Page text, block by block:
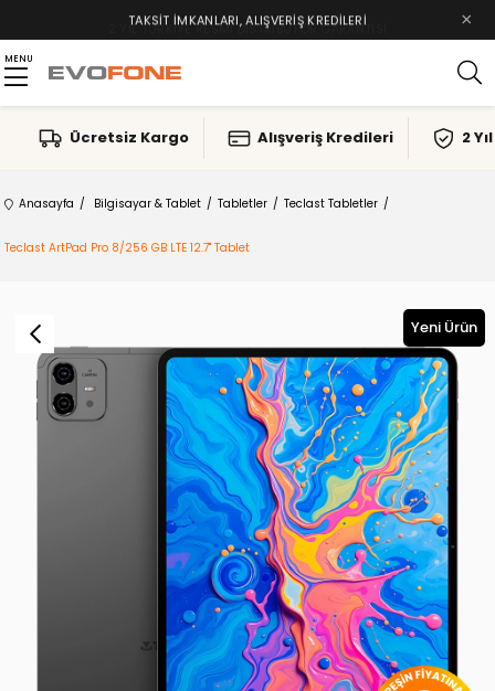
TAKSIT İMKANLARI, ALIŞVERIŞ KREDILERI ×
MENU
Ücretsiz Kargo Alışveriş Kredileri 2
Anasayfa Bilgisayar & Tablet Tabletler Teclast Tabletler
Teclast ArtPad Pro 8/256 GB LTE 12.7'' Tablet
Yeni Ürün